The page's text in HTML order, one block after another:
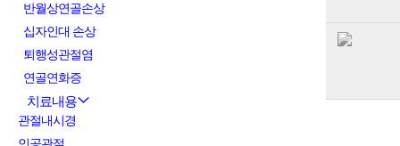
반월상연골손상
십자인대 손상
퇴행성관절염
연골연화증
치료내용
관절내시경